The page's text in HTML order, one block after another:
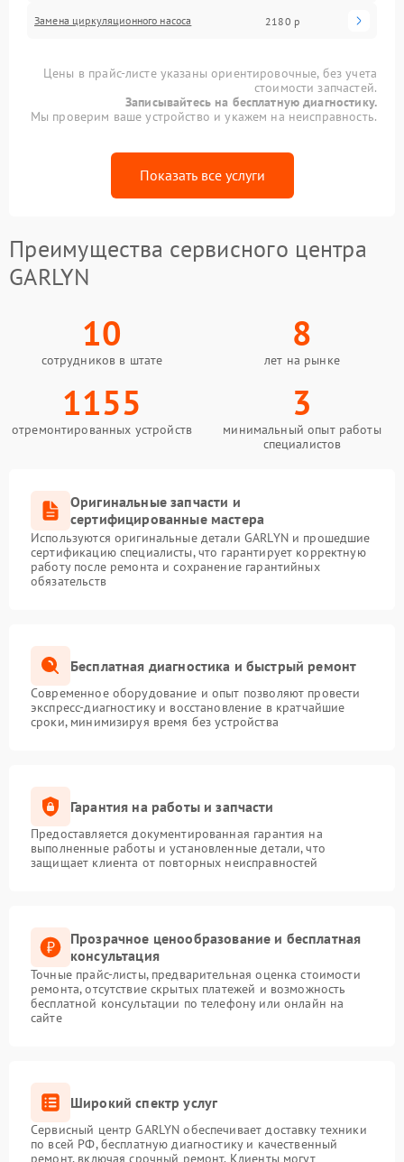
Замена циркуляционного насоса 2180 р
Цены в прайс-листе указаны ориентировочные, без учета
стоимости запчастей.
Записывайтесь на бесплатную диагностику.
Мы проверим ваше устройство и укажем на неисправность.
Показать все услуги
Преимущества сервисного центра
GARLYN
10
сотрудников в штате
8
лет на рынке
1155
отремонтированных устройств
3
минимальный опыт работы
специалистов
Оригинальные запчасти и
сертифицированные мастера
Используются оригинальные детали GARLYN и прошедшие
сертификацию специалисты, что гарантирует корректную
работу после ремонта и сохранение гарантийных
обязательств
Бесплатная диагностика и быстрый ремонт
Современное оборудование и опыт позволяют провести
экспресс-диагностику и восстановление в кратчайшие
сроки, минимизируя время без устройства
Гарантия на работы и запчасти
Предоставляется документированная гарантия на
выполненные работы и установленные детали, что
защищает клиента от повторных неисправностей
Прозрачное ценообразование и бесплатная
консультация
Точные прайс-листы, предварительная оценка стоимости
ремонта, отсутствие скрытых платежей и возможность
бесплатной консультации по телефону или онлайн на
сайте
Широкий спектр услуг
Сервисный центр GARLYN обеспечивает доставку техники
по всей РФ, бесплатную диагностику и качественный
ремонт, включая срочный ремонт. Клиенты могут